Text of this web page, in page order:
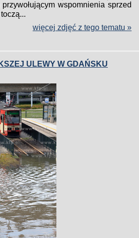
wspomnienia sprzed
więcej zdjęć z tego tematu »
ULEWY W GDAŃSKU